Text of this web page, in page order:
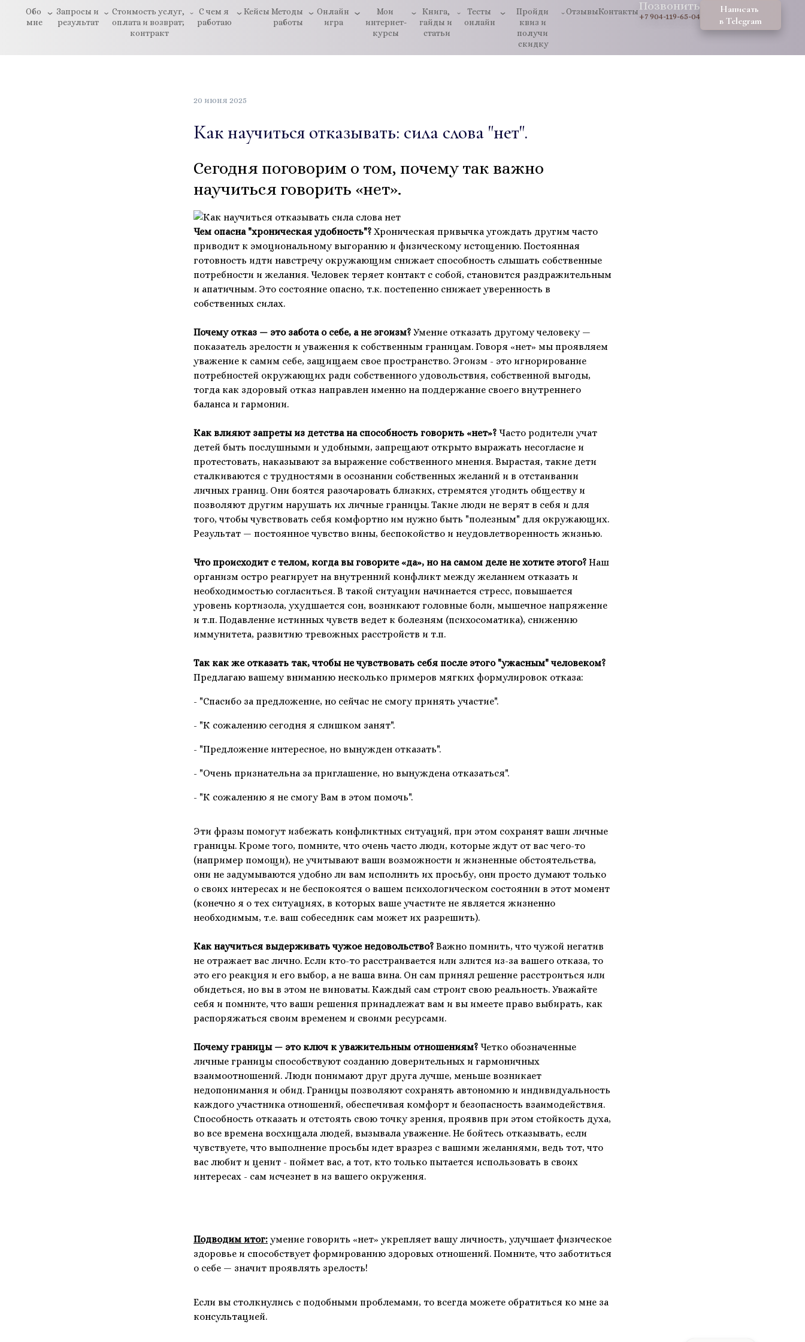
Обо
мне
Запросы и
результат
Стоимость услуг,
оплата и возврат;
контракт
С чем я
работаю
Кейсы Методы
работы
Онлайн
игра
Мои
интернет-
курсы
Книга,
гайды и
статьи
Тесты
онлайн
Пройди
квиз и
получи
скидку
ОтзывыКонтактыПозвонить
+7 904-119-65-04
Написать
в Telegram
20 июня 2025
Как научиться отказывать: сила слова "нет".
Сегодня поговорим о том, почему так важно
научиться говорить «нет».
Чем опасна "хроническая удобность"? Хроническая привычка угождать другим часто
приводит к эмоциональному выгоранию и физическому истощению. Постоянная
готовность идти навстречу окружающим снижает способность слышать собственные
потребности и желания. Человек теряет контакт с собой, становится раздражительным
и апатичным. Это состояние опасно, т.к. постепенно снижает уверенность в
собственных силах.
Почему отказ — это забота о себе, а не эгоизм? Умение отказать другому человеку —
показатель зрелости и уважения к собственным границам. Говоря «нет» мы проявляем
уважение к самим себе, защищаем свое пространство. Эгоизм - это игнорирование
потребностей окружающих ради собственного удовольствия, собственной выгоды,
тогда как здоровый отказ направлен именно на поддержание своего внутреннего
баланса и гармонии.
Как влияют запреты из детства на способность говорить «нет»? Часто родители учат
детей быть послушными и удобными, запрещают открыто выражать несогласие и
протестовать, наказывают за выражение собственного мнения. Вырастая, такие дети
сталкиваются с трудностями в осознании собственных желаний и в отстаивании
личных границ. Они боятся разочаровать близких, стремятся угодить обществу и
позволяют другим нарушать их личные границы. Такие люди не верят в себя и для
того, чтобы чувствовать себя комфортно им нужно быть "полезным" для окружающих.
Результат — постоянное чувство вины, беспокойство и неудовлетворенность жизнью.
Что происходит с телом, когда вы говорите «да», но на самом деле не хотите этого? Наш
организм остро реагирует на внутренний конфликт между желанием отказать и
необходимостью согласиться. В такой ситуации начинается стресс, повышается
уровень кортизола, ухудшается сон, возникают головные боли, мышечное напряжение
и т.п. Подавление истинных чувств ведет к болезням (психосоматика), снижению
иммунитета, развитию тревожных расстройств и т.п.
Так как же отказать так, чтобы не чувствовать себя после этого "ужасным" человеком?
Предлагаю вашему вниманию несколько примеров мягких формулировок отказа:
- "Спасибо за предложение, но сейчас не смогу принять участие".
- "К сожалению сегодня я слишком занят".
- "Предложение интересное, но вынужден отказать".
- "Очень признательна за приглашение, но вынуждена отказаться".
- "К сожалению я не смогу Вам в этом помочь".
Эти фразы помогут избежать конфликтных ситуаций, при этом сохранят ваши личные
границы. Кроме того, помните, что очень часто люди, которые ждут от вас чего-то
(например помощи), не учитывают ваши возможности и жизненные обстоятельства,
они не задумываются удобно ли вам исполнить их просьбу, они просто думают только
о своих интересах и не беспокоятся о вашем психологическом состоянии в этот момент
(конечно я о тех ситуациях, в которых ваше участите не является жизненно
необходимым, т.е. ваш собеседник сам может их разрешить).
Как научиться выдерживать чужое недовольство? Важно помнить, что чужой негатив
не отражает вас лично. Если кто-то расстраивается или злится из-за вашего отказа, то
это его реакция и его выбор, а не ваша вина. Он сам принял решение расстроиться или
обидеться, но вы в этом не виноваты. Каждый сам строит свою реальность. Уважайте
себя и помните, что ваши решения принадлежат вам и вы имеете право выбирать, как
распоряжаться своим временем и своими ресурсами.
Почему границы — это ключ к уважительным отношениям? Четко обозначенные
личные границы способствуют созданию доверительных и гармоничных
взаимоотношений. Люди понимают друг друга лучше, меньше возникает
недопонимания и обид. Границы позволяют сохранять автономию и индивидуальность
каждого участника отношений, обеспечивая комфорт и безопасность взаимодействия.
Способность отказать и отстоять свою точку зрения, проявив при этом стойкость духа,
во все времена восхищала людей, вызывала уважение. Не бойтесь отказывать, если
чувствуете, что выполнение просьбы идет вразрез с вашими желаниями, ведь тот, что
вас любит и ценит - поймет вас, а тот, кто только пытается использовать в своих
интересах - сам исчезнет в из вашего окружения.
Подводим итог: умение говорить «нет» укрепляет вашу личность, улучшает физическое
здоровье и способствует формированию здоровых отношений. Помните, что заботиться
о себе — значит проявлять зрелость!
Если вы столкнулись с подобными проблемами, то всегда можете обратиться ко мне за
консультацией.